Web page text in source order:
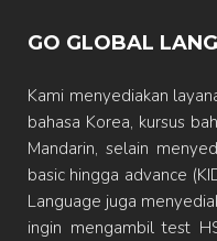
GO GLOBAL
Kami menyediakan
bahasa Korea, kursus
Mandarin, selain
basic hingga advance
Language juga
ingin mengambil test